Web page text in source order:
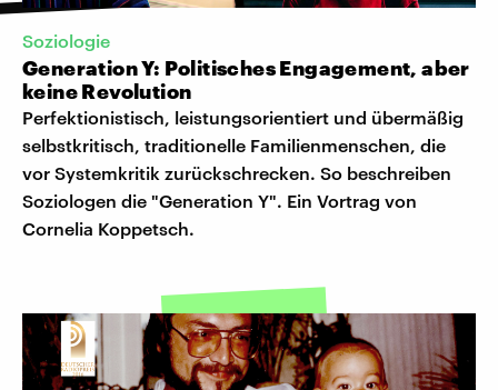
Soziologie
Generation Y: Politisches Engagement, aber
keine Revolution
Perfektionistisch, leistungsorientiert und übermäßig
selbstkritisch, traditionelle Familienmenschen, die
vor Systemkritik zurückschrecken. So beschreiben
Soziologen die "Generation Y". Ein Vortrag von
Cornelia Koppetsch.